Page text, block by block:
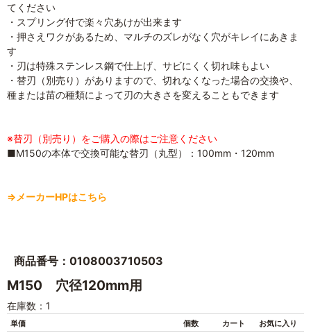
てください
・スプリング付で楽々穴あけが出来ます
・押さえワクがあるため、マルチのズレがなく穴がキレイにあきま
す
・刃は特殊ステンレス鋼で仕上げ、サビにくく切れ味もよい
・替刃（別売り）がありますので、切れなくなった場合の交換や、
種または苗の種類によって刃の大きさを変えることもできます
※替刃（別売り）をご購入の際はご注意ください
■M150の本体で交換可能な替刃（丸型）：100mm・120mm
⇒メーカーHPはこちら
商品番号：0108003710503
M150 穴径120mm用
在庫数：1
単価 個数 カート お気に入り